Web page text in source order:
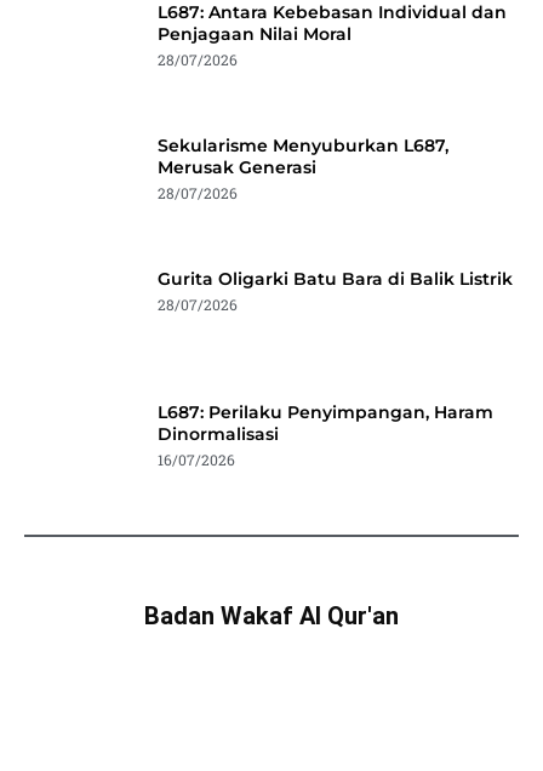
L687: Antara Kebebasan Individual dan
Penjagaan Nilai Moral
28/07/2026
Sekularisme Menyuburkan L687,
Merusak Generasi
28/07/2026
Gurita Oligarki Batu Bara di Balik Listrik
28/07/2026
L687: Perilaku Penyimpangan, Haram
Dinormalisasi
16/07/2026
Badan Wakaf Al Qur'an